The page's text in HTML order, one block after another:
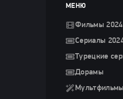
МЕНЮ
Фильмы 2024
Сериалы
Турецкие
Дорамы
Мультфильмы